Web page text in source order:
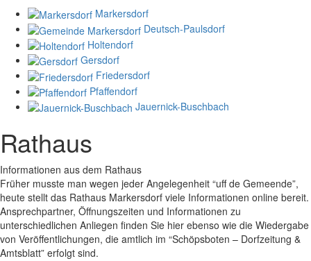
Markersdorf
Deutsch-Paulsdorf
Holtendorf
Gersdorf
Friedersdorf
Pfaffendorf
Jauernick-Buschbach
Rathaus
Informationen aus dem Rathaus
Früher musste man wegen jeder Angelegenheit “uff de Gemeende”,
heute stellt das Rathaus Markersdorf viele Informationen online bereit.
Ansprechpartner, Öffnungszeiten und Informationen zu
unterschiedlichen Anliegen finden Sie hier ebenso wie die Wiedergabe
von Veröffentlichungen, die amtlich im “Schöpsboten – Dorfzeitung &
Amtsblatt” erfolgt sind.